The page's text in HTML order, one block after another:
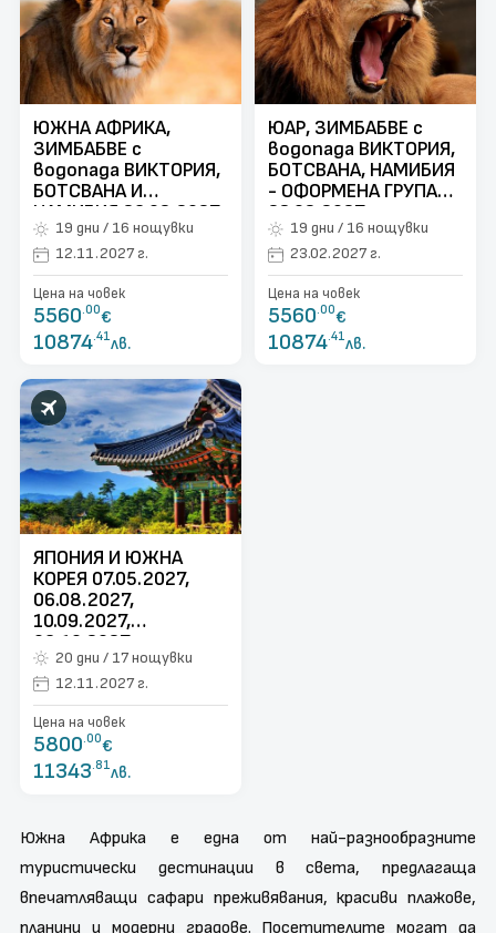
ЮЖНА АФРИКА,
ЗИМБАБВЕ с
водопада ВИКТОРИЯ,
БОТСВАНА И
НАМИБИЯ 26.02.2027,
29.04.2027,
17.09.2027,
15.10.2027,
12.11.2027
19 дни / 16 нощувки
12.11.2027 г.
Цена на човек
5560.00€
10874.41лв.
ЮАР, ЗИМБАБВЕ с
водопада ВИКТОРИЯ,
БОТСВАНА, НАМИБИЯ
- ОФОРМЕНА ГРУПА
23.02.2027
19 дни / 16 нощувки
23.02.2027 г.
Цена на човек
5560.00€
10874.41лв.
ЯПОНИЯ И ЮЖНА
КОРЕЯ 07.05.2027,
06.08.2027,
10.09.2027,
08.10.2027,
12.11.202720 дни / 17 нощувки
12.11.2027 г.
Цена на човек
5800.00€
11343.81лв.
Южна Африка е една от най-разнообразните
туристически дестинации в света, предлагаща
впечатляващи сафари преживявания, красиви плажове,
планини и модерни градове. Посетителите могат да